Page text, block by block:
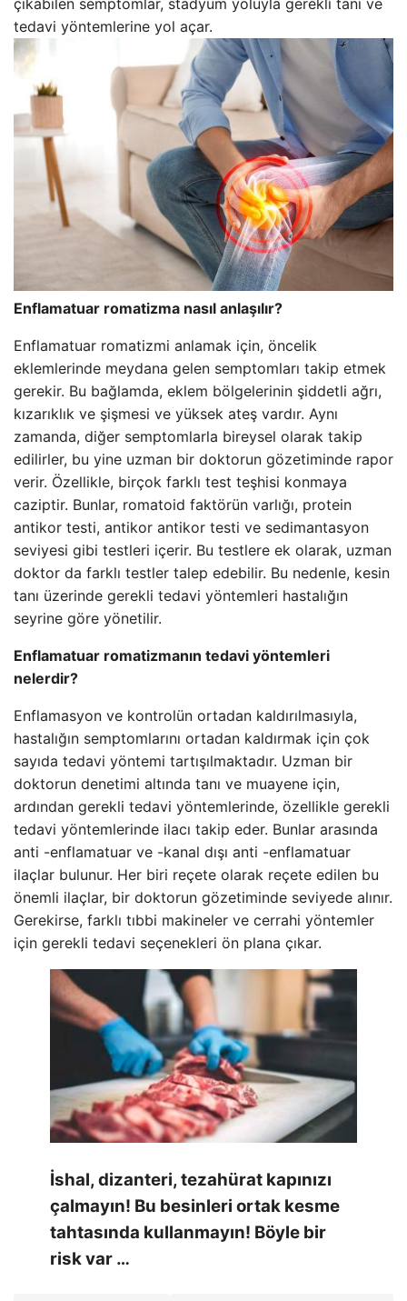
çıkabilen semptomlar, stadyum yoluyla gerekli tanı ve
tedavi yöntemlerine yol açar.
Enflamatuar romatizma nasıl anlaşılır?
Enflamatuar romatizmi anlamak için, öncelik
eklemlerinde meydana gelen semptomları takip etmek
gerekir. Bu bağlamda, eklem bölgelerinin şiddetli ağrı,
kızarıklık ve şişmesi ve yüksek ateş vardır. Aynı
zamanda, diğer semptomlarla bireysel olarak takip
edilirler, bu yine uzman bir doktorun gözetiminde rapor
verir. Özellikle, birçok farklı test teşhisi konmaya
caziptir. Bunlar, romatoid faktörün varlığı, protein
antikor testi, antikor antikor testi ve sedimantasyon
seviyesi gibi testleri içerir. Bu testlere ek olarak, uzman
doktor da farklı testler talep edebilir. Bu nedenle, kesin
tanı üzerinde gerekli tedavi yöntemleri hastalığın
seyrine göre yönetilir.
Enflamatuar romatizmanın tedavi yöntemleri
nelerdir?
Enflamasyon ve kontrolün ortadan kaldırılmasıyla,
hastalığın semptomlarını ortadan kaldırmak için çok
sayıda tedavi yöntemi tartışılmaktadır. Uzman bir
doktorun denetimi altında tanı ve muayene için,
ardından gerekli tedavi yöntemlerinde, özellikle gerekli
tedavi yöntemlerinde ilacı takip eder. Bunlar arasında
anti -enflamatuar ve -kanal dışı anti -enflamatuar
ilaçlar bulunur. Her biri reçete olarak reçete edilen bu
önemli ilaçlar, bir doktorun gözetiminde seviyede alınır.
Gerekirse, farklı tıbbi makineler ve cerrahi yöntemler
için gerekli tedavi seçenekleri ön plana çıkar.
İshal, dizanteri, tezahürat kapınızı
çalmayın! Bu besinleri ortak kesme
tahtasında kullanmayın! Böyle bir
risk var …